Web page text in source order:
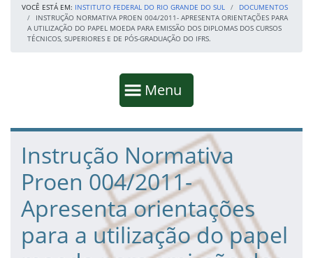
VOCÊ ESTÁ EM: INSTITUTO FEDERAL DO RIO GRANDE DO SUL
DOCUMENTOS
INSTRUÇÃO NORMATIVA PROEN 004/2011- APRESENTA ORIENTAÇÕES PARA
A UTILIZAÇÃO DO PAPEL MOEDA PARA EMISSÃO DOS DIPLOMAS DOS CURSOS
TÉCNICOS, SUPERIORES E DE PÓS-GRADUAÇÃO DO IFRS.
Mostrar
Menu
Fim da navegação
Início do conteúdo
Instrução Normativa
Proen 004/2011-
Apresenta orientações
para a utilização do papel